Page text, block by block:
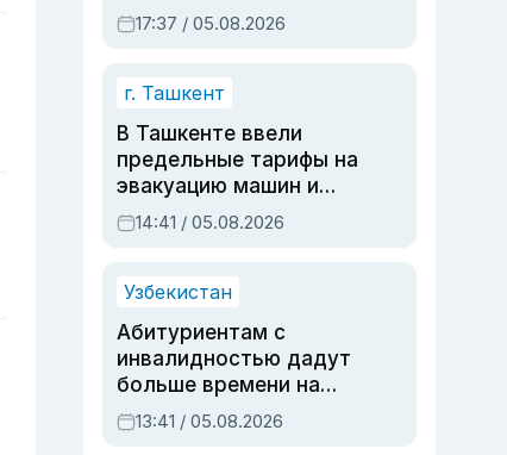
дубли аккаунтов и
очереди по онлайн-
17:37 / 05.08.2026
г. Ташкент
В Ташкенте ввели
предельные тарифы на
эвакуацию машин и
штрафстоянки
14:41 / 05.08.2026
Узбекистан
Абитуриентам с
инвалидностью дадут
больше времени на
вступительных
экзаменах
13:41 / 05.08.2026